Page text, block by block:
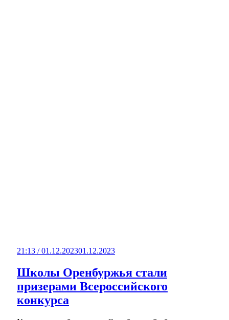
21:13 / 01.12.202301.12.2023
Школы Оренбуржья стали
призерами Всероссийского
конкурса